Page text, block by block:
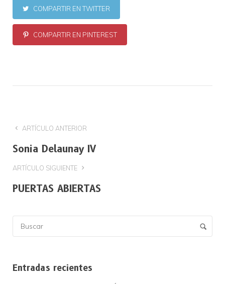
COMPARTIR EN TWITTER
COMPARTIR EN PINTEREST
ARTÍCULO ANTERIOR
Sonia Delaunay IV
ARTÍCULO SIGUIENTE
PUERTAS ABIERTAS
Entradas recientes